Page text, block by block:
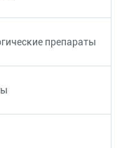
препараты